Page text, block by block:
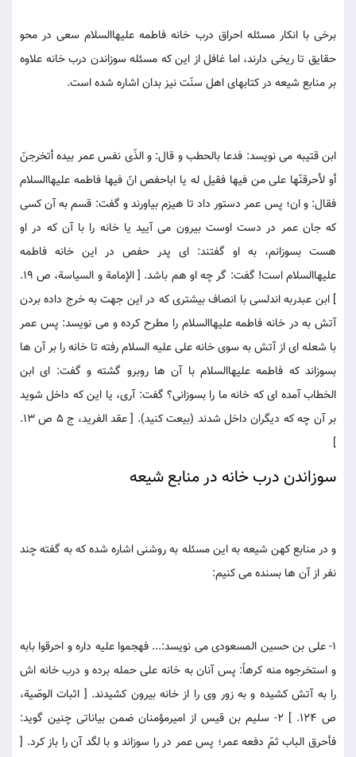
برخى با انكار مسئله احراق درب خانه فاطمه عليهاالسلام سعى در محو
حقايق تا ريخى دارند، اما غافل از اين كه مسئله سوزاندن درب خانه علاوه
بر منابع شيعه در كتابهاى اهل سنّت نيز بدان اشاره شده است.
ابن قتيبه مى نويسد: فدعا بالحطب و قال: و الذّى نفس عمر بيده أتخرجنّ
أو لأحرقنّها على من فيها فقيل له يا اباحفص انّ فيها فاطمه عليهاالسلام
فقال: و ان؛ پس عمر دستور داد تا هيزم بياورند و گفت: قسم به آن كسى
كه جان عمر در دست اوست بيرون مى آييد يا خانه را با آن كه در او
هست بسوزانم، به او گفتند: اى پدر حفص در اين خانه فاطمه
عليهاالسلام است! گفت: گر چه او هم باشد. [ الإمامة و السياسة، ص 19.
] ابن عبدربه اندلسى با انصاف بيشترى كه در اين جهت به خرج داده بردن
آتش به در خانه فاطمه عليهاالسلام را مطرح كرده و مى نويسد: پس عمر
با شعله اى از آتش به سوى خانه على عليه السلام رفته تا خانه را بر آن ها
بسوزاند كه فاطمه عليهاالسلام با آن ها روبرو گشته و گفت: اى ابن
الخطاب آمده اى كه خانه ما را بسوزانى؟ گفت: آرى، يا اين كه داخل شويد
بر آن چه كه ديگران داخل شدند (بيعت كنيد). [ عقد الفريد، ج 5 ص 13.
]
سوزاندن درب خانه در منابع شيعه
و در منابع كهن شيعه به اين مسئله به روشنى اشاره شده كه به گفته چند
نفر از آن ها بسنده مى كنيم:
1- على بن حسين المسعودى مى نويسد:... فهجموا عليه داره و احرقوا بابه
و استخرجوه منه كرهاً: پس آنان به خانه على حمله برده و درب خانه اش
را به آتش كشيده و به زور وى را از خانه بيرون كشيدند. [ اثبات الوصّية،
ص 124. ] 2- سليم بن قيس از اميرمؤمنان ضمن بياناتى چنين گويد:
فأحرق الباب ثمّ دفعه عمر؛ پس عمر در را سوزاند و با لگد آن را باز كرد. [